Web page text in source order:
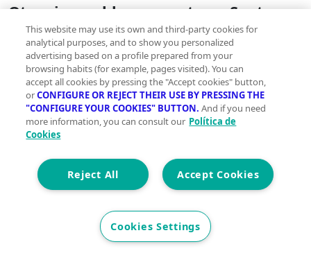
Otros inmuebles en venta en Santa
Coloma de Queralt
Pisos en venta en Santa Coloma de Queralt
Casas en venta en Santa Coloma de Queralt
Locales en venta en Santa Coloma de Queralt
Oficinas en venta en Santa Coloma de Queralt
Edificios en venta en Santa Coloma de Queralt
Terrenos en venta en Santa Coloma de Queralt
Queralt
Garajes en venta en Santa Coloma de Queralt
Viviendas en venta en Santa Coloma de Queralt
Trasteros en alquiler en Santa Coloma
This website may use its own and third-party cookies for
analytical purposes, and to show you personalized
advertising based on a profile prepared from your
browsing habits (for example, pages visited). You can
accept all cookies by pressing the "Accept cookies" button,
orCONFIGURE OR REJECT THEIR USE BY PRESSING THE
"CONFIGURE YOUR COOKIES" BUTTON. And if you need
more information, you can consult our Política de
Cookies
Accept Cookies
Reject All
Cookies Settings